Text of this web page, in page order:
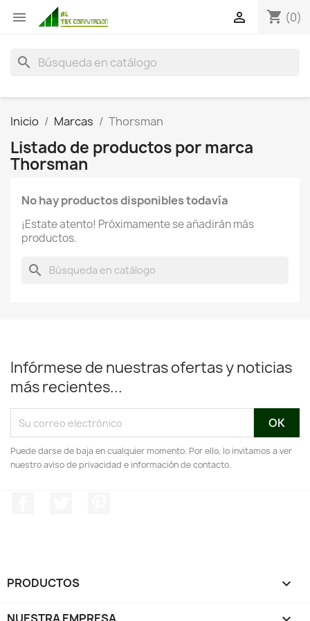
 shopping_cart (0)

search
Inicio Marcas Thorsman
Listado de productos por marca
Thorsman
No hay productos disponibles todavía
¡Estate atento! Próximamente se añadirán más
productos.
search
Infórmese de nuestras ofertas y noticias
más recientes...
Puede darse de baja en cualquier momento. Por ello, lo invitamos a ver
nuestro aviso de privacidad e información de contacto.
PRODUCTOS 